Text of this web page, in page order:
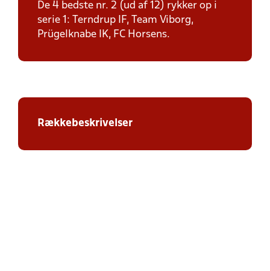
De 4 bedste nr. 2 (ud af 12) rykker op i
serie 1: Terndrup IF, Team Viborg,
Prügelknabe IK, FC Horsens.
Rækkebeskrivelser